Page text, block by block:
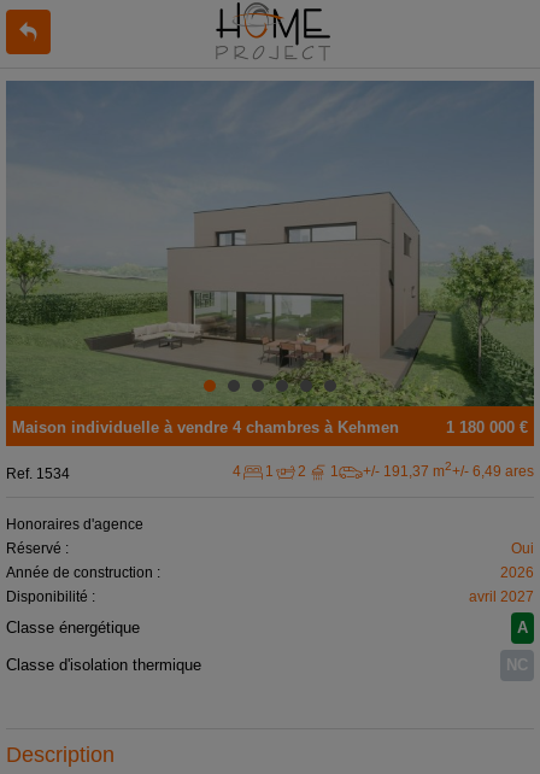
1 180 000 €
Maison individuelle à vendre 4 chambres à Kehmen
Ref. 1534 4 1 2 1 +/- 191,37 m2+/- 6,49 ares
Honoraires d'agence
Réservé :
Oui
Année de construction :
2026
Disponibilité :
avril 2027
Classe énergétique A
Classe d'isolation thermique NC
Description